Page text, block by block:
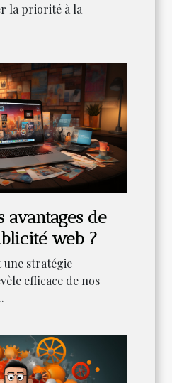
la priorité à la
avantages de
web ?
une stratégie
efficace de nos